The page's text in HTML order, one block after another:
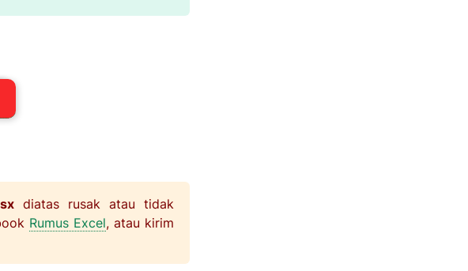
diatas rusak atau tidak
Rumus Excel, atau kirim